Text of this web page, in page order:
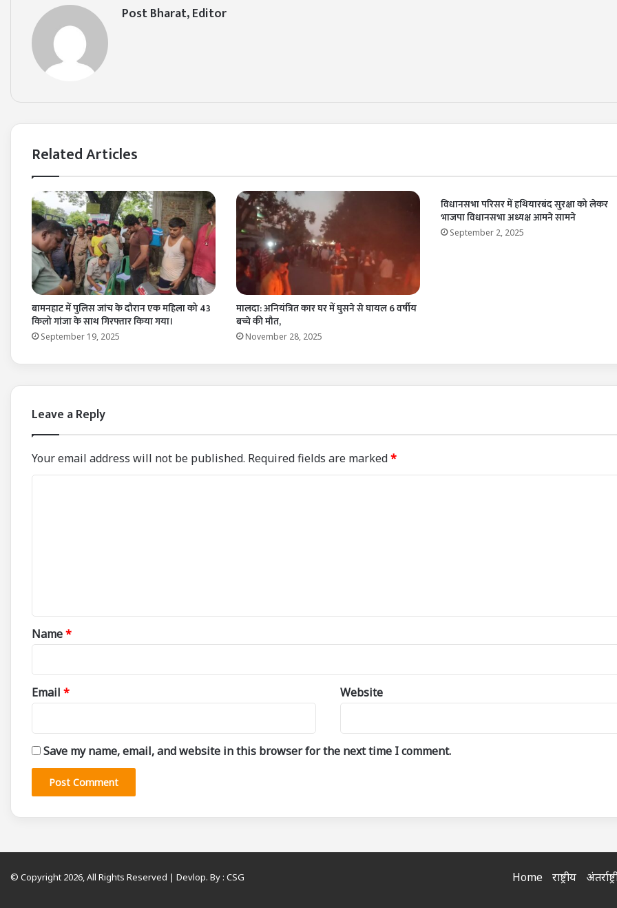
Post Bharat, Editor
Related Articles
बामनहाट में पुलिस जांच के दौरान एक महिला को 43
किलो गांजा के साथ गिरफ्तार किया गया।
September 19, 2025
मालदा: अनियंत्रित कार घर में घुसने से घायल 6 वर्षीय
बच्चे की मौत,
November 28, 2025
विधानसभा परिसर में हथियारबंद सुरक्षा को लेकर
भाजपा विधानसभा अध्यक्ष आमने सामने
September 2, 2025
Leave a Reply
Your email address will not be published. Required fields are marked*
*
Name*
Email * Website
Save my name, email, and website in this browser for the next time I comment.
© Copyright 2026, All Rights Reserved | Devlop. By : CSG Home राष्ट्रीय